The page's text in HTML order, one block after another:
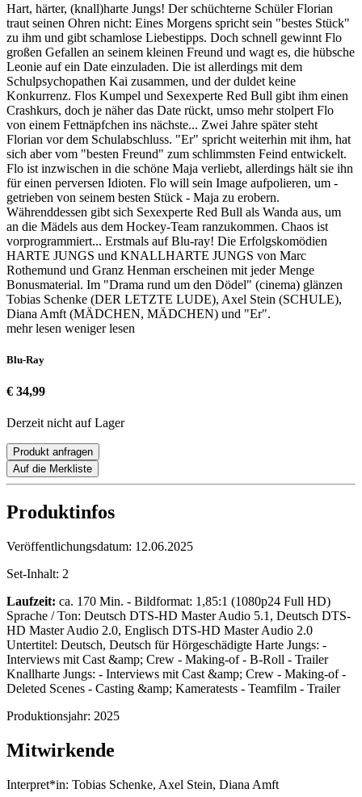
Hart, härter, (knall)harte Jungs! Der schüchterne Schüler Florian
traut seinen Ohren nicht: Eines Morgens spricht sein "bestes Stück"
zu ihm und gibt schamlose Liebestipps. Doch schnell gewinnt Flo
großen Gefallen an seinem kleinen Freund und wagt es, die hübsche
Leonie auf ein Date einzuladen. Die ist allerdings mit dem
Schulpsychopathen Kai zusammen, und der duldet keine
Konkurrenz. Flos Kumpel und Sexexperte Red Bull gibt ihm einen
Crashkurs, doch je näher das Date rückt, umso mehr stolpert Flo
von einem Fettnäpfchen ins nächste... Zwei Jahre später steht
Florian vor dem Schulabschluss. "Er" spricht weiterhin mit ihm, hat
sich aber vom "besten Freund" zum schlimmsten Feind entwickelt.
Flo ist inzwischen in die schöne Maja verliebt, allerdings hält sie ihn
für einen perversen Idioten. Flo will sein Image aufpolieren, um -
getrieben von seinem besten Stück - Maja zu erobern.
Währenddessen gibt sich Sexexperte Red Bull als Wanda aus, um
an die Mädels aus dem Hockey-Team ranzukommen. Chaos ist
vorprogrammiert... Erstmals auf Blu-ray! Die Erfolgskomödien
HARTE JUNGS und KNALLHARTE JUNGS von Marc
Rothemund und Granz Henman erscheinen mit jeder Menge
Bonusmaterial. Im "Drama rund um den Dödel" (cinema) glänzen
Tobias Schenke (DER LETZTE LUDE), Axel Stein (SCHULE),
Diana Amft (MÄDCHEN, MÄDCHEN) und "Er".
mehr lesen weniger lesen
Blu-Ray
€ 34,99
Derzeit nicht auf Lager
Produkt anfragen
Auf die Merkliste
Produktinfos
Veröffentlichungsdatum: 12.06.2025
Set-Inhalt: 2
Laufzeit: ca. 170 Min. - Bildformat: 1,85:1 (1080p24 Full HD)
Sprache / Ton: Deutsch DTS-HD Master Audio 5.1, Deutsch DTS-
HD Master Audio 2.0, Englisch DTS-HD Master Audio 2.0
Untertitel: Deutsch, Deutsch für Hörgeschädigte Harte Jungs: -
Interviews mit Cast &amp; Crew - Making-of - B-Roll - Trailer
Knallharte Jungs: - Interviews mit Cast &amp; Crew - Making-of -
Deleted Scenes - Casting &amp; Kameratests - Teamfilm - Trailer
Produktionsjahr: 2025
Mitwirkende
Interpret*in: Tobias Schenke, Axel Stein, Diana Amft